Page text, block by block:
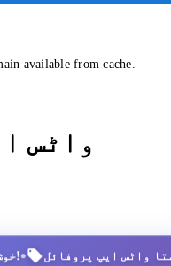
available from cache.
واٹس
2,500+ خوش سبسکرائبرز میں شامل ہوں!•